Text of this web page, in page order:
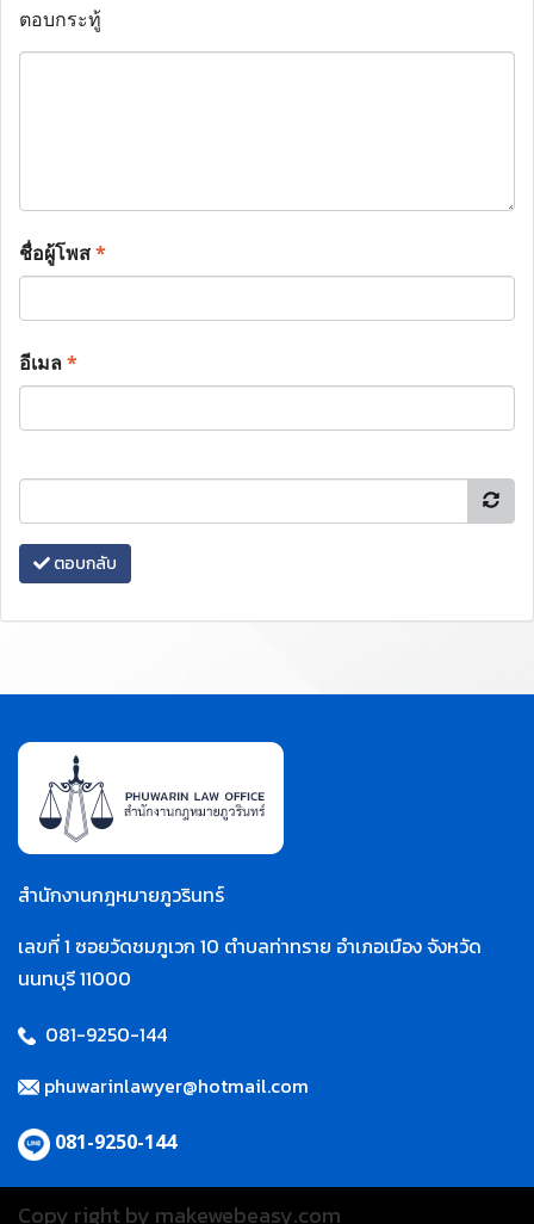
ตอบกระทู้
ชื่อผู้โพส*
อีเมล*
ตอบกลับ
สำนักงานกฎหมายภูวรินทร์
เลขที่ 1 ซอยวัดชมภูเวก 10 ตำบลท่าทราย อำเภอเมือง จังหวัด
นนทบุรี 11000
081-9250-144
phuwarinlawyer@hotmail.com
081-9250-144
Copy right by makewebeasy.com